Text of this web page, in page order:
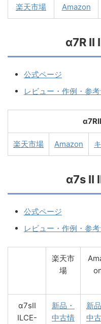
楽天市場 Amazon
α7R II
公式ページ
レビュー・作例・参
楽天市場 Amazon
α7s II
公式ページ
レビュー・作例・参
楽天市
場
α7sII
ILCE-
新品・
中古情
新
中